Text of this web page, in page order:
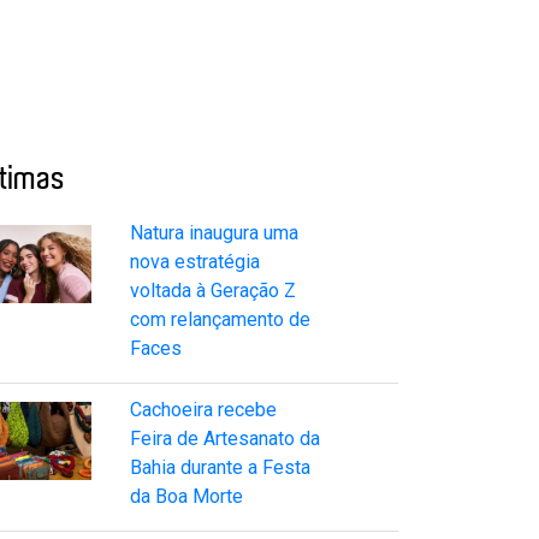
Natura inaugura uma
nova estratégia
voltada à Geração Z
com relançamento de
Faces
Cachoeira recebe
Feira de Artesanato da
Bahia durante a Festa
da Boa Morte